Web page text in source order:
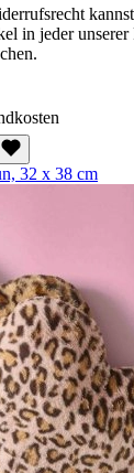
in jeder